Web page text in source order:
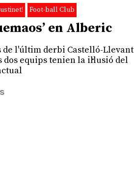
Foot-ball Club
en Alberic
de l'últim derbi Castelló-Llevant
dos equips tenien la il·lusió del